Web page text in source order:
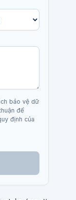
bảo vệ dữ
để
định của